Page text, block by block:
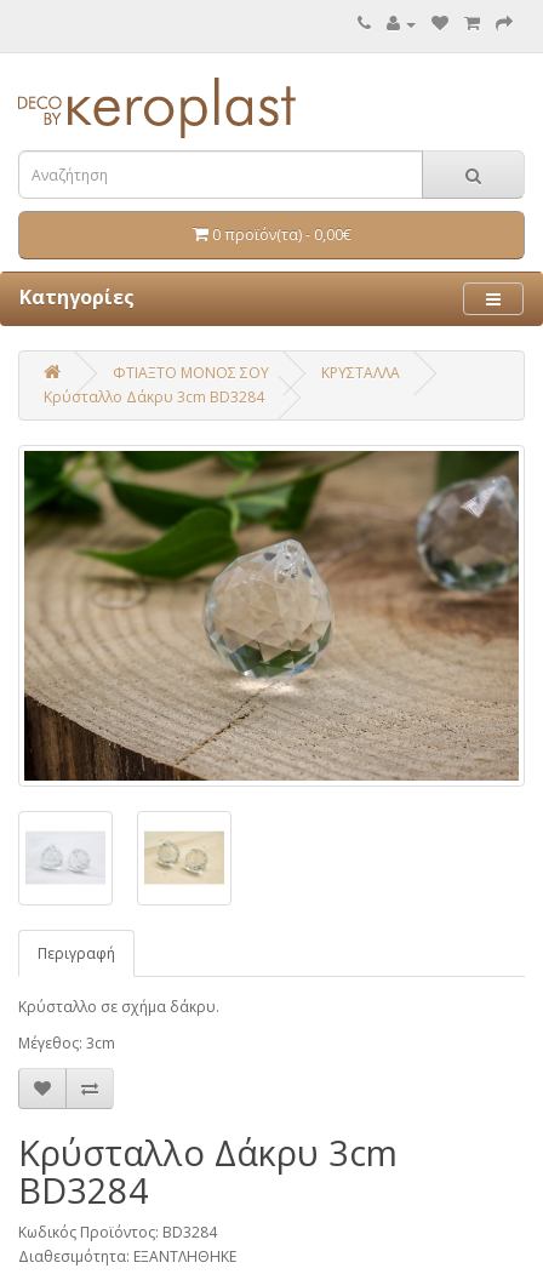
0 προϊόν(τα) - 0,00€
Κατηγορίες
ΦΤΙΑΞΤΟ ΜΟΝΟΣ ΣΟΥ
ΚΡΥΣΤΑΛΛΑ
Κρύσταλλο Δάκρυ 3cm BD3284
Περιγραφή
Κρύσταλλο σε σχήμα δάκρυ.
Μέγεθος: 3cm
Κρύσταλλο Δάκρυ 3cm
BD3284
Κωδικός Προϊόντος: BD3284
Διαθεσιμότητα: ΕΞΑΝΤΛΗΘΗΚΕ